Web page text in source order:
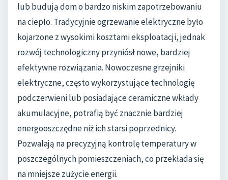
lub budują dom o bardzo niskim zapotrzebowaniu
na ciepło. Tradycyjnie ogrzewanie elektryczne było
kojarzone z wysokimi kosztami eksploatacji, jednak
rozwój technologiczny przyniósł nowe, bardziej
efektywne rozwiązania. Nowoczesne grzejniki
elektryczne, często wykorzystujące technologię
podczerwieni lub posiadające ceramiczne wkłady
akumulacyjne, potrafią być znacznie bardziej
energooszczędne niż ich starsi poprzednicy.
Pozwalają na precyzyjną kontrolę temperatury w
poszczególnych pomieszczeniach, co przekłada się
na mniejsze zużycie energii.